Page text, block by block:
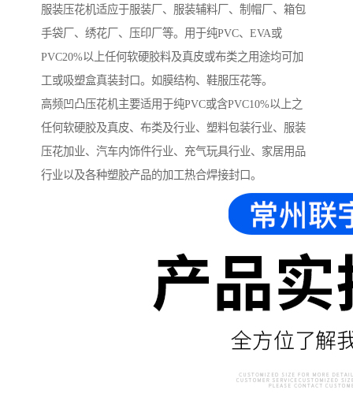
服装压花机适应于服装厂、服装辅料厂、制帽厂、箱包
手袋厂、绣花厂、压印厂等。用于纯PVC、EVA或
PVC20%以上任何软硬胶料及真皮或布类之用途均可加
工或吸塑盒真装封口。如膜结构、鞋服压花等。
高频凹凸压花机主要适用于纯PVC或含PVC10%以上之
任何软硬胶及真皮、布类及行业、塑料包装行业、服装
压花加业、汽车内饰件行业、充气玩具行业、家居用品
行业以及各种塑胶产品的加工热合焊接封口。